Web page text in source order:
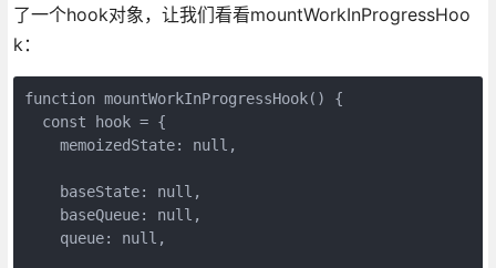
了一个hook对象，让我们看看mountWorkInProgressHoo
k：
function mountWorkInProgressHook() {
  const hook = {
    memoizedState: null,
    baseState: null,
    baseQueue: null,
    queue: null,